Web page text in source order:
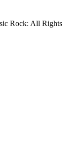
Rock: All Rights